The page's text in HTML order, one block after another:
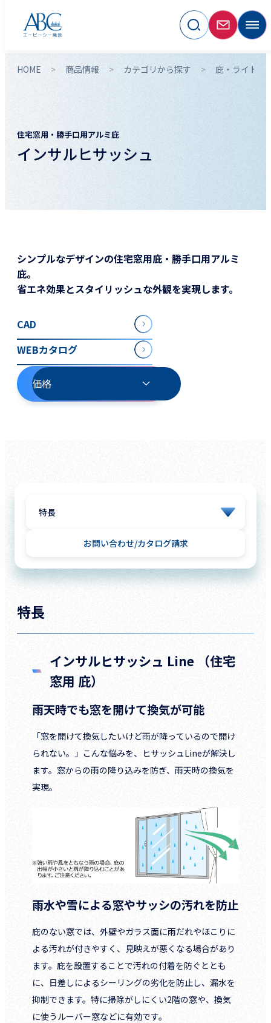
HOME 商品情報 カテゴリから探す 庇・ライトシ
住宅窓用・勝手口用アルミ庇
インサルヒサッシュ
シンプルなデザインの住宅窓用庇・勝手口用アルミ
庇。
省エネ効果とスタイリッシュな外観を実現します。
CAD
WEBカタログ
価格
お問い合わせ カタログ請求
特長
インサルヒサッシュ Line （住宅
窓用 庇）
雨天時でも窓を開けて換気が可能
「窓を開けて換気したいけど雨が降っているので開け
られない。」こんな悩みを、ヒサッシュLineが解決し
ます。窓からの雨の降り込みを防ぎ、雨天時の換気を
実現。
雨水や雪による窓やサッシの汚れを防止
庇のない窓では、外壁やガラス面に雨だれやほこりに
よる汚れが付きやすく、見映えが悪くなる場合があり
ます。庇を設置することで汚れの付着を防ぐととも
に、日差しによるシーリングの劣化を防止し、漏水を
抑制できます。特に掃除がしにくい2階の窓や、換気
に使うルーバー窓などに有効です。